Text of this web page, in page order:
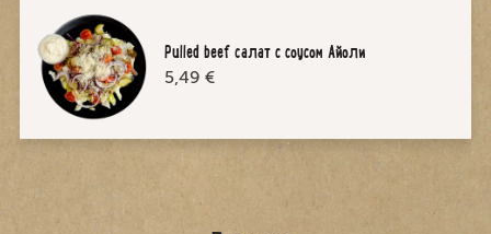
Pulled beef cалат с соусом Айоли
5,49 €